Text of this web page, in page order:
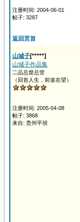
注册时间: 2004-06-01
帖子: 3287
返回页首
山城子[*****]
山城子作品集
二品总督总管
（回首人生，前途在望）
注册时间: 2005-04-08
帖子: 3868
来自: 贵州平坝